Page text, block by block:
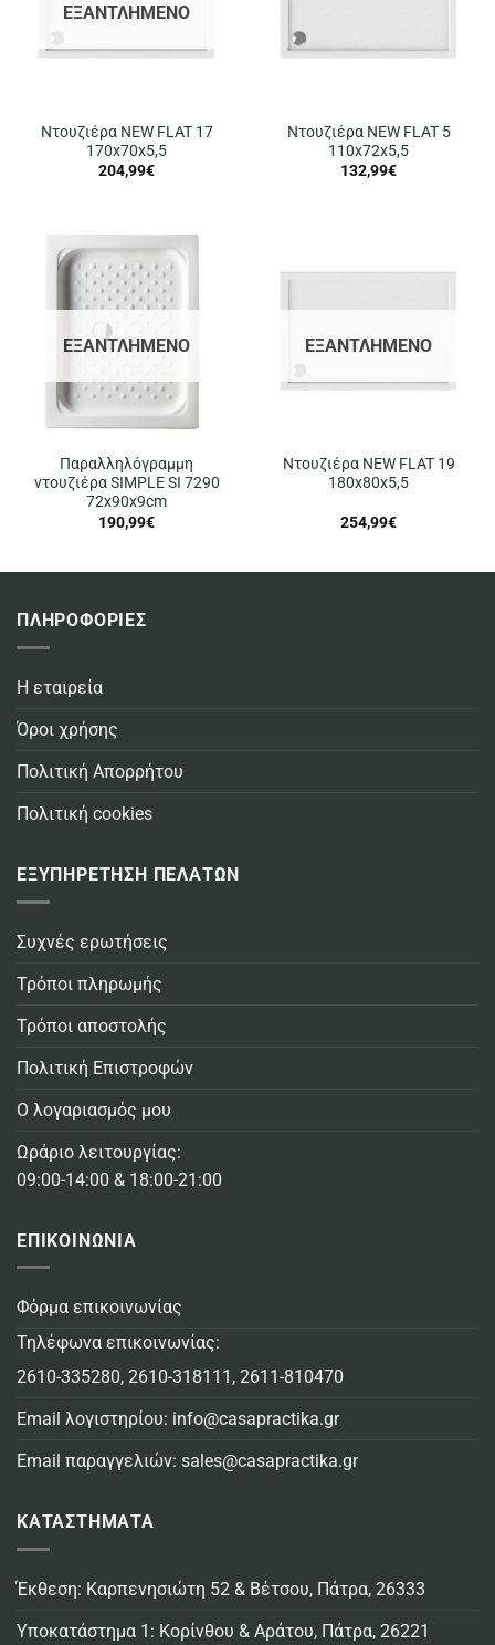
ΕΞΑΝΤΛΗΜΈΝΟ
Ντουζιέρα NEW FLAT 17
170x70x5,5
204,99€
Ντουζιέρα NEW FLAT 5
110x72x5,5
132,99€
ΕΞΑΝΤΛΗΜΈΝΟ
Παραλληλόγραμμη
ντουζιέρα SIMPLE SI 7290
72x90x9cm
190,99€
ΕΞΑΝΤΛΗΜΈΝΟ
Ντουζιέρα NEW FLAT 19
180x80x5,5
254,99€
ΠΛΗΡΟΦΟΡΙΕΣ
Η εταιρεία
Όροι χρήσης
Πολιτική Απορρήτου
Πολιτική cookies
ΕΞΥΠΗΡΕΤΗΣΗ ΠΕΛΑΤΩΝ
Συχνές ερωτήσεις
Τρόποι πληρωμής
Τρόποι αποστολής
Πολιτική Επιστροφών
Ο λογαριασμός μου
Ωράριο λειτουργίας:
09:00-14:00 & 18:00-21:00
ΕΠΙΚΟΙΝΩΝΙΑ
Φόρμα επικοινωνίας
Τηλέφωνα επικοινωνίας:
2610-335280, 2610-318111 , 2611-810470
Email λογιστηρίου: info@casapractika.gr
Email παραγγελιών: sales@casapractika.gr
ΚΑΤΑΣΤΗΜΑΤΑ
Έκθεση: Καρπενησιώτη 52 & Βέτσου, Πάτρα, 26333
Υποκατάστημα 1: Κορίνθου & Αράτου, Πάτρα, 26221